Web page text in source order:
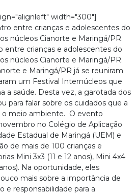
width="300"]
entre crianças e adolescentes do
núcleos Cianorte e Maringá/PR.
e Maringá/PR já se reuniram
um Festival Internúcleos que
a saúde. Desta vez, a garotada dos
para falar sobre os cuidados que a
meio ambiente. O evento
no Colégio de Aplicação
Estadual de Maringá (UEM) e
de mais de 100 crianças e
Mini 3x3 (11 e 12 anos), Mini 4x4
Na oportunidade, eles
mais sobre a importância de
e responsabilidade para a